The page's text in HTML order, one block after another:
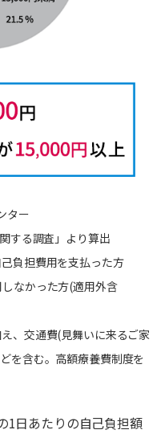
ター
する調査」より算出
負担費用を支払った方
しなかった方(適用外含
、交通費(見舞いに来るご家
を含む。高額療養費制度を
1日あたりの自己負担額